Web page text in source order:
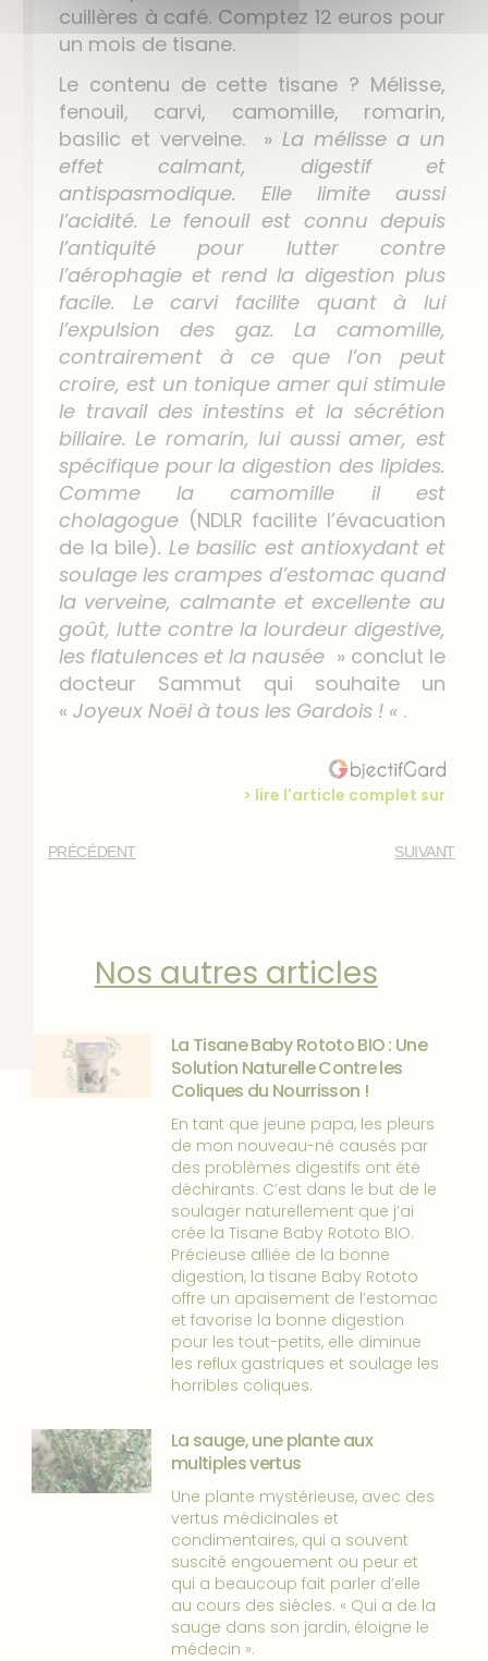
cuillères à café. Comptez 12 euros pour
un mois de tisane.
Le contenu de cette tisane ? Mélisse,
fenouil, carvi, camomille, romarin,
basilic et verveine. »La mélisse a un
effet calmant, digestif et
antispasmodique. Elle limite aussi
l’acidité. Le fenouil est connu depuis
l’antiquité pour lutter contre
l’aérophagie et rend la digestion plus
facile. Le carvi facilite quant à lui
l’expulsion des gaz. La camomille,
contrairement à ce que l’on peut
croire, est un tonique amer qui stimule
le travail des intestins et la sécrétion
biliaire. Le romarin, lui aussi amer, est
spécifique pour la digestion des lipides.
Comme la camomille il est
cholagogue (NDLR facilite l’évacuation
de la bile). Le basilic est antioxydant et
soulage les crampes d’estomac quand
la verveine, calmante et excellente au
goût, lutte contre la lourdeur digestive,
les flatulences et la nausée » conclut le
docteur Sammut qui souhaite un
« Joyeux Noël à tous les Gardois ! « .
> lire l'article complet sur
PRÉCÉDENT SUIVANT
Nos autres articles
La Tisane Baby Rototo BIO : Une
Solution Naturelle Contre les
Coliques du Nourrisson !
En tant que jeune papa, les pleurs
de mon nouveau-né causés par
des problèmes digestifs ont été
déchirants. C’est dans le but de le
soulager naturellement que j’ai
crée la Tisane Baby Rototo BIO.
Précieuse alliée de la bonne
digestion, la tisane Baby Rototo
offre un apaisement de l’estomac
et favorise la bonne digestion
pour les tout-petits, elle diminue
les reflux gastriques et soulage les
horribles coliques.
La sauge, une plante aux
multiples vertus
Une plante mystérieuse, avec des
vertus médicinales et
condimentaires, qui a souvent
suscité engouement ou peur et
qui a beaucoup fait parler d’elle
au cours des siècles. « Qui a de la
sauge dans son jardin, éloigne le
médecin ».